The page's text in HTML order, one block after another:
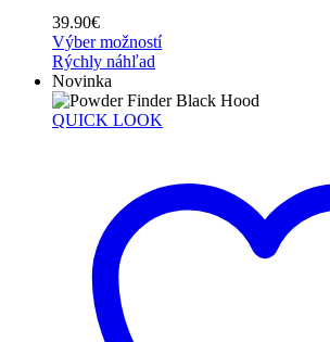
39.90€
Výber možností
Rýchly náhľad
Novinka
QUICK LOOK